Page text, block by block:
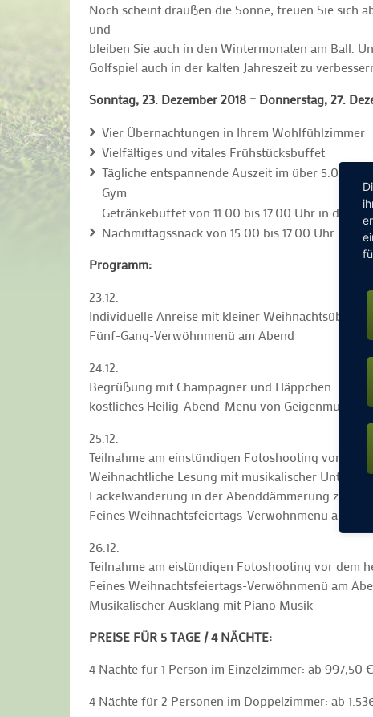
Noch scheint draußen die Sonne, freuen Sie sich
und
bleiben Sie auch in den Wintermonaten am Ball.
Golfspiel auch in der kalten Jahreszeit zu
Sonntag, 23. Dezember 2018 – Donnerstag, 27.
Vier Übernachtungen in Ihrem Wohlfühlzimmer
Vielfältiges und vitales Frühstücksbuffet
Tägliche entspannende Auszeit im über 5.000
Gym
Getränkebuffet von 11.00 bis 17.00 Uhr in der
Nachmittagssnack von 15.00 bis 17.00 Uhr
Programm:
23.12.
Individuelle Anreise mit kleiner
Fünf-Gang-Verwöhnmenü am Abend
24.12.
Begrüßung mit Champagner und Häppchen
köstliches Heilig-Abend-Menü von Geigenmusik
25.12.
Teilnahme am einstündigen Fotoshooting vor dem
Weihnachtliche Lesung mit musikalischer
Fackelwanderung in der Abenddämmerung zum
Feines Weihnachtsfeiertags-Verwöhnmenü am
26.12.
Teilnahme am eistündigen Fotoshooting vor dem
Feines Weihnachtsfeiertags-Verwöhnmenü am
Musikalischer Ausklang mit Piano Musik
PREISE FÜR 5 TAGE / 4 NÄCHTE:
4 Nächte für 1 Person im Einzelzimmer: ab 997,50
4 Nächte für 2 Personen im Doppelzimmer: ab